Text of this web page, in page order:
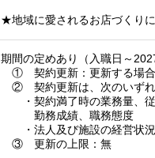
★地域に愛されるお店づくり
期間の定めあり（入職日～
① 契約更新：更新する場合
② 契約更新は、次のいずれ
・契約満了時の業務量、従
勤務成績、職務態度
・法人及び施設の経営状況
③ 更新の上限：無